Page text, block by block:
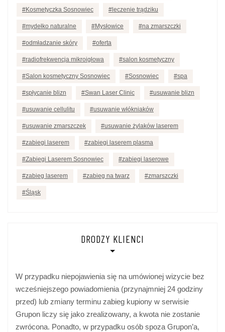
Kosmetyczka Sosnowiec leczenie trądziku
mydełko naturalne Mysłowice na zmarszczki
odmładzanie skóry oferta
radiofrekwencja mikroigłowa salon kosmetyczny
Salon kosmetyczny Sosnowiec Sosnowiec spa
spłycanie blizn Swan Laser Clinic usuwanie blizn
usuwanie cellulitu usuwanie włókniaków
usuwanie zmarszczek usuwanie żylaków laserem
zabiegi laserem zabiegi laserem plasma
Zabiegi Laserem Sosnowiec zabiegi laserowe
zabieg laserem zabieg na twarz zmarszczki
Śląsk
DRODZY KLIENCI
W przypadku niepojawienia się na umówionej wizycie bez
wcześniejszego powiadomienia (przynajmniej 24 godziny
przed) lub zmiany terminu zabieg kupiony w serwisie
Grupon liczy się jako zrealizowany, a kwota nie zostanie
zwrócona. Ponadto, w przypadku osób spoza Grupon’a,